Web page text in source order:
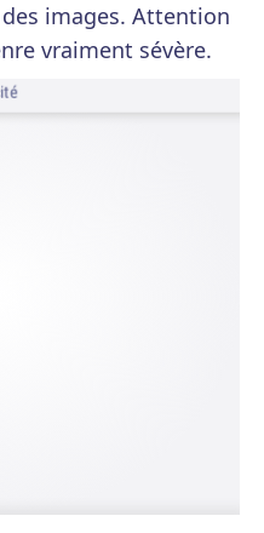
images. Attention
vraiment sévère.